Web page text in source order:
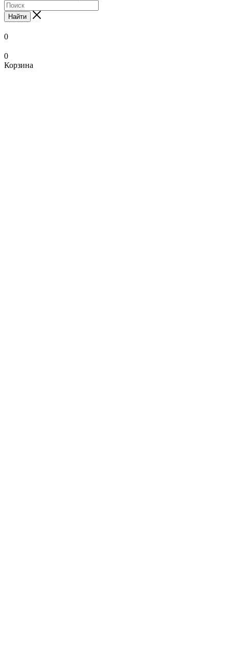
Найти
0
0
Корзина